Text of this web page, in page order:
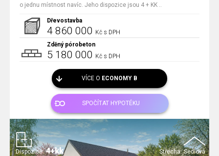
o jednu místnost navíc. Jeho dispozice jsou 4 + KK ..
Dřevostavba
4 860 000 Kč s DPH
Zděný pórobeton
5 180 000 Kč s DPH
VÍCE O ECONOMY B
SPOČÍTAT HYPOTÉKU
Střecha: Sedlová
Dispozice: 4+kk